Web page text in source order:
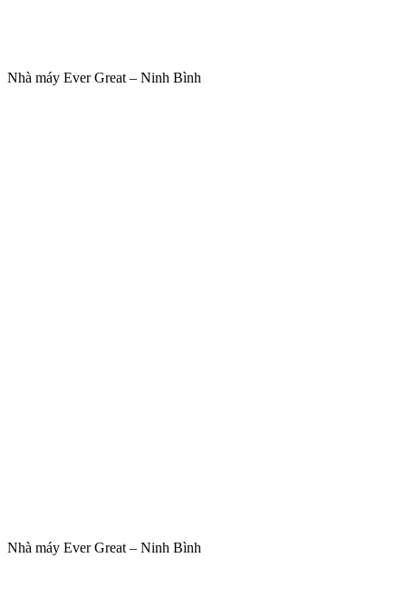
Nhà máy Ever Great – Ninh Bình
Nhà máy Ever Great – Ninh Bình